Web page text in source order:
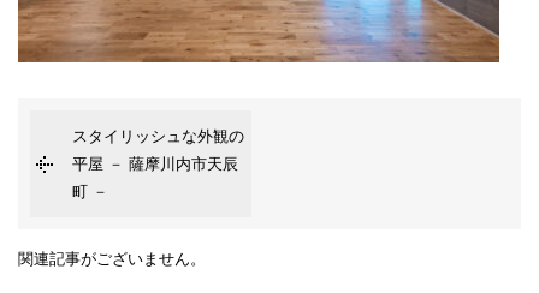
スタイリッシュな外観の
平屋 － 薩摩川内市天辰
町 －
関連記事がございません。